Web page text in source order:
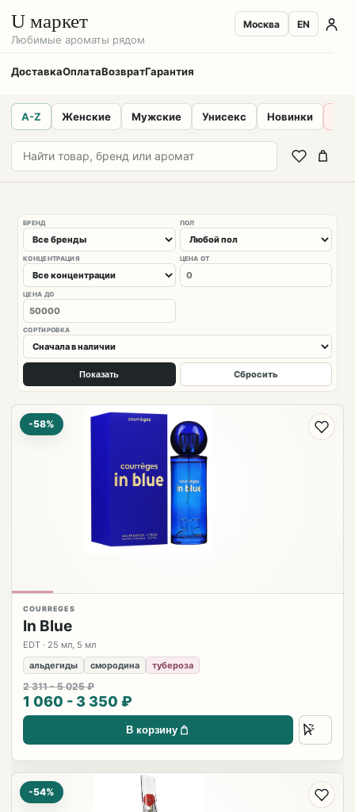
U маркет
Любимые ароматы рядом
ДоставкаОплатаВозвратГарантия
Москва EN
A-Z Женские Мужские Унисекс Новинки
БРЕНД ПОЛ
КОНЦЕНТРАЦИЯ ЦЕНА ОТ
ЦЕНА ДО
СОРТИРОВКА
Показать Сбросить
-58%
COURREGES
In Blue
EDT · 25 мл, 5 мл
альдегиды
смородина тубероза
2 311 - 5 025 ₽
1 060 - 3 350 ₽
В корзину
-54%